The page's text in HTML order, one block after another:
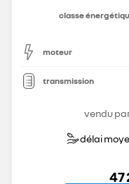
classe
moteur
transmission
vendu
délai
47